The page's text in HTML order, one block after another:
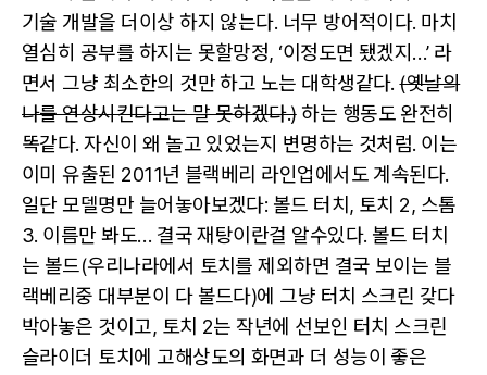
기술 개발을 더이상 하지 않는다. 너무 방어적이다. 마치
열심히 공부를 하지는 못할망정, ‘이정도면 됐겠지…’ 라
면서 그냥 최소한의 것만 하고 노는 대학생같다.(옛날의
나를 연상시킨다고는 말 못하겠다.)하는 행동도 완전히
똑같다. 자신이 왜 놀고 있었는지 변명하는 것처럼. 이는
이미 유출된 2011년 블랙베리 라인업에서도 계속된다.
일단 모델명만 늘어놓아보겠다: 볼드 터치, 토치 2, 스톰
3. 이름만 봐도… 결국 재탕이란걸 알수있다. 볼드 터치
는 볼드(우리나라에서 토치를 제외하면 결국 보이는 블
랙베리중 대부분이 다 볼드다)에 그냥 터치 스크린 갖다
박아놓은 것이고, 토치 2는 작년에 선보인 터치 스크린
슬라이더 토치에 고해상도의 화면과 더 성능이 좋은